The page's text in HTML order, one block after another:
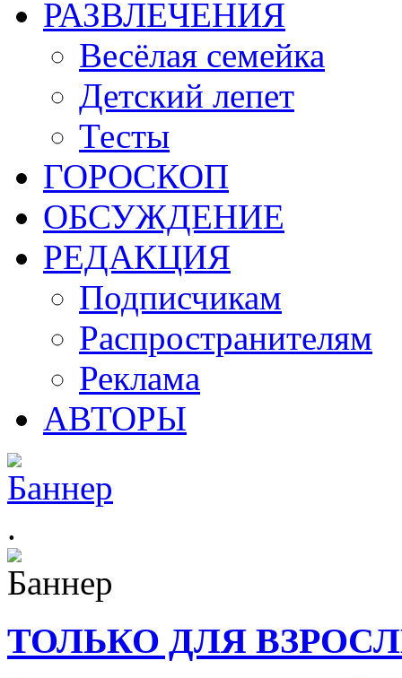
РАЗВЛЕЧЕНИЯ
Весёлая семейка
Детский лепет
Тесты
ГОРОСКОП
ОБСУЖДЕНИЕ
РЕДАКЦИЯ
Подписчикам
Распространителям
Реклама
АВТОРЫ
.
ТОЛЬКО ДЛЯ